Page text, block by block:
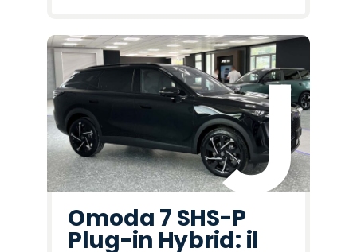
Omoda 7 SHS-P
Plug-in Hybrid: il